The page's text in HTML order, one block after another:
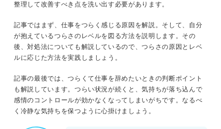
仕事を引き続き頑張りたい人必見！ 仕事がつらい
①自分が担当する仕事の目的や意義を改め
て理解する
③周囲に積極的に助けやアドバイスを求め
る
④プライベートの時間を充実させる
整理して改善すべき点を洗い出す必要があります。
記事ではまず、仕事をつらく感じる原因を解説。そして、自分
が抱えているつらさのレベルを図る方法を説明します。その
後、対処法についても解説しているので、つらさの原因とレベ
ルに応じた方法を実践しましょう。
記事の最後では、つらくて仕事を辞めたいときの判断ポイント
も解説しています。つらい状況が続くと、気持ちが落ち込んで
感情のコントロールが効かなくなってしまいがちです。なるべ
く冷静な気持ちを保つように心掛けましょう。
ステップ③原因とレベルに応じた対処法を実践する
原因
①上司や先輩に理不尽な態度を取られる